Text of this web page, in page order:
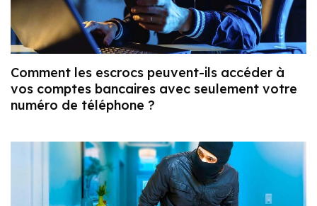
Comment les escrocs peuvent-ils accéder à
vos comptes bancaires avec seulement votre
numéro de téléphone ?